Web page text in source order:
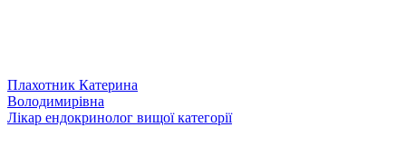
Плахотник Катерина
Володимирівна
Лікар ендокринолог вищої категорії